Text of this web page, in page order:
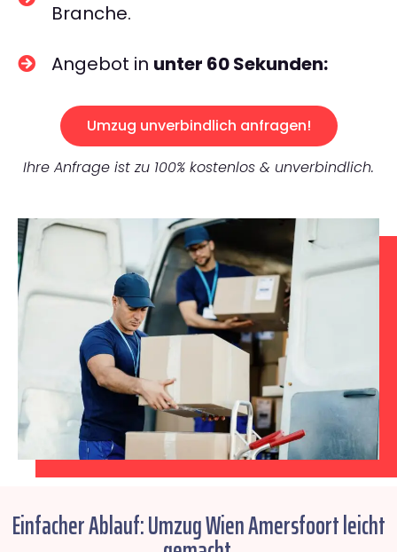
Branche.
Angebot in unter 60 Sekunden:
Umzug unverbindlich anfragen!
Ihre Anfrage ist zu 100% kostenlos & unverbindlich.
Einfacher Ablauf: Umzug Wien Amersfoort leicht